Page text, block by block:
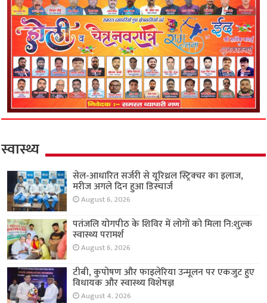
स्वास्थ्य
सेल-आधारित सर्जरी से यूरिथ्रल स्ट्रिक्चर का इलाज,
मरीज अगले दिन हुआ डिस्चार्ज
August 6, 2026
पतंजलि योगपीठ के शिविर में लोगों को मिला नि:शुल्क
स्वास्थ्य परामर्श
August 6, 2026
टीबी, कुपोषण और फाइलेरिया उन्मूलन पर एकजुट हुए
विधायक और स्वास्थ्य विशेषज्ञ
August 4, 2026